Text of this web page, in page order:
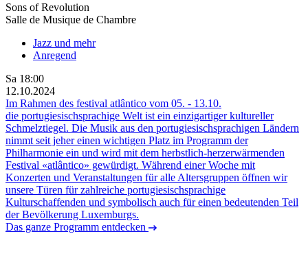
Sons of Revolution
Salle de Musique de Chambre
Jazz und mehr
Anregend
Sa 18:00
12.10.2024
Im Rahmen des festival atlântico vom 05. - 13.10.
die portugiesischsprachige Welt ist ein einzigartiger kultureller
Schmelztiegel. Die Musik aus den portugiesischsprachigen Ländern
nimmt seit jeher einen wichtigen Platz im Programm der
Philharmonie ein und wird mit dem herbstlich-herzerwärmenden
Festival «atlântico» gewürdigt. Während einer Woche mit
Konzerten und Veranstaltungen für alle Altersgruppen öffnen wir
unsere Türen für zahlreiche portugiesischsprachige
Kulturschaffenden und symbolisch auch für einen bedeutenden Teil
der Bevölkerung Luxemburgs.
Das ganze Programm entdecken